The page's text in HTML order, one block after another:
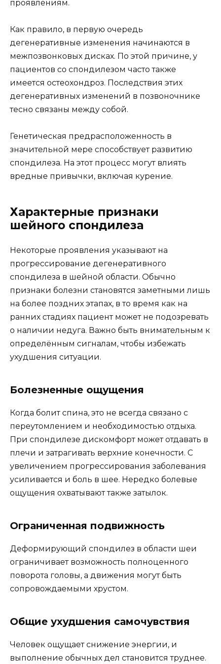
проявлениям.
Как правило, в первую очередь
дегенеративные изменения начинаются в
межпозвонковых дисках. По этой причине, у
пациентов со спондилезом часто также
имеется остеохондроз. Последствия этих
дегенеративных изменений в позвоночнике
тесно связаны между собой.
Генетическая предрасположенность в
значительной мере способствует развитию
спондилеза. На этот процесс могут влиять
вредные привычки, включая курение.
Характерные признаки
шейного спондилеза
Некоторые проявления указывают на
прогрессирование дегенеративного
спондилеза в шейной области. Обычно
признаки болезни становятся заметными лишь
на более поздних этапах, в то время как на
ранних стадиях пациент может не подозревать
о наличии недуга. Важно быть внимательным к
определённым сигналам, чтобы избежать
ухудшения ситуации.
Болезненные ощущения
Когда болит спина, это не всегда связано с
переутомлением и необходимостью отдыха.
При спондилезе дискомфорт может отдавать в
плечи и затрагивать верхние конечности. С
увеличением прогрессирования заболевания
усиливается и боль в шее. Нередко болевые
ощущения охватывают также затылок.
Ограниченная подвижность
Деформирующий спондилез в области шеи
ограничивает возможность полноценного
поворота головы, а движения могут быть
сопровождаемыми хрустом.
Общие ухудшения самочувствия
Человек ощущает снижение энергии, и
выполнение обычных дел становится труднее.